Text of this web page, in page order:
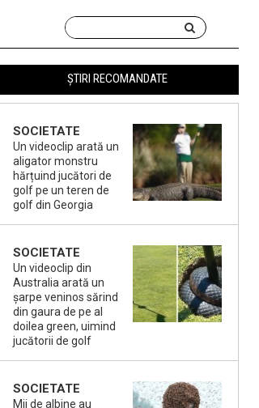
ȘTIRI RECOMANDATE
SOCIETATE
Un videoclip arată un
aligator monstru
hărțuind jucători de
golf pe un teren de
golf din Georgia
SOCIETATE
Un videoclip din
Australia arată un
șarpe veninos sărind
din gaura de pe al
doilea green, uimind
jucătorii de golf
SOCIETATE
Mii de albine au